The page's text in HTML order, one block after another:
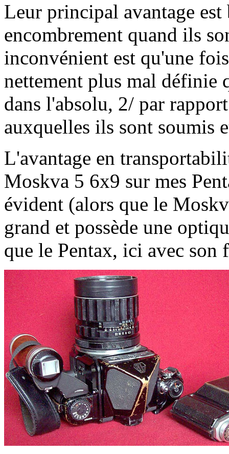
Leur principal avantage
encombrement quand ils
inconvénient est qu'une
nettement plus mal définie
dans l'absolu, 2/ par
auxquelles ils sont soumis
L'avantage en
Moskva 5 6x9 sur mes
évident (alors que le
grand et possède une
que le Pentax, ici avec son